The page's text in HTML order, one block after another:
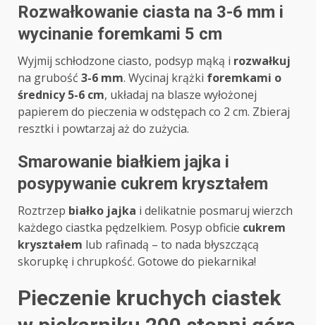
Rozwałkowanie ciasta na 3-6 mm i
wycinanie foremkami 5 cm
Wyjmij schłodzone ciasto, podsyp mąką i rozwałkuj
na grubość 3-6 mm. Wycinaj krążki foremkami o
średnicy 5-6 cm, układaj na blasze wyłożonej
papierem do pieczenia w odstępach co 2 cm. Zbieraj
resztki i powtarzaj aż do zużycia.
Smarowanie białkiem jajka i
posypywanie cukrem kryształem
Roztrzep białko jajka i delikatnie posmaruj wierzch
każdego ciastka pędzelkiem. Posyp obficie cukrem
kryształem lub rafinadą – to nada błyszczącą
skorupkę i chrupkość. Gotowe do piekarnika!
Pieczenie kruchych ciastek